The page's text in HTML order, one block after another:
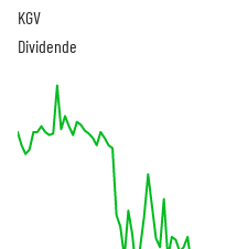
KGV
Dividende